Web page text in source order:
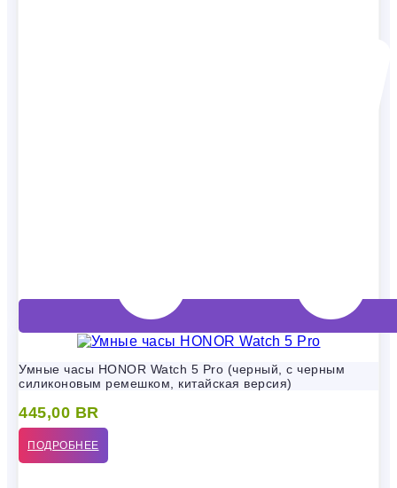
Умные часы HONOR Watch 5 Pro (черный, с черным
силиконовым ремешком, китайская версия)
445,00 BR
ПОДРОБНЕЕ